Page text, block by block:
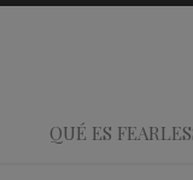
QUÉ ES